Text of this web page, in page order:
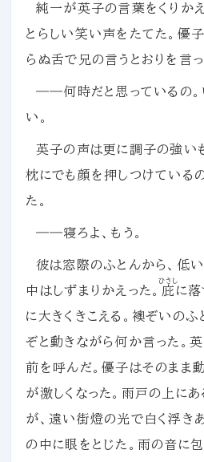
純一が英子の言葉をくりか
とらしい笑い声をたてた。優
らぬ舌で兄の言うとおりを言っ
――何時だと思っているの。
い。
英子の声は更に調子の強い
枕にでも顔を押しつけている
た。
――寝ろよ、もう。
彼は窓際のふとんから、低
中はしずまりかえった。 庇
ひさし
に
に大きくきこえる。襖ぞいのふ
ぞと動きながら何か言った。
前を呼んだ。優子はそのまま
が激しくなった。雨戸の上に
が、遠い街燈の光で白く浮き
の中に眼をとじた。雨の音に